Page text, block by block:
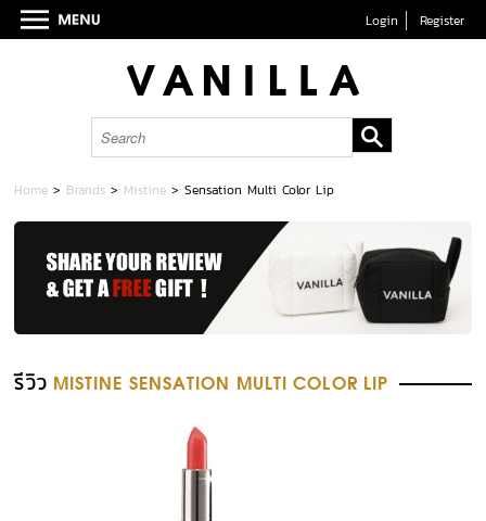
Login Register
Home > Brands > Mistine >Sensation Multi Color Lip
รีวิว MISTINE SENSATION MULTI COLOR LIP